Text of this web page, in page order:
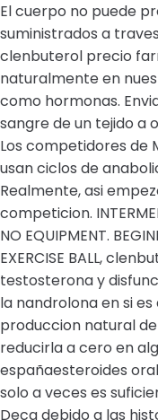
El cuerpo no puede
suministrados a
clenbuterol precio
naturalmente en
como hormonas.
sangre de un tejido a
Los competidores de
usan ciclos de
Realmente, asi
competicion.
NO EQUIPMENT.
EXERCISE BALL,
testosterona y
la nandrolona en si
produccion natural
reducirla a cero en
españaesteroides
solo a veces es
Deca debido a las